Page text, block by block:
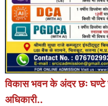
विकास भवन के अंदर छः घण्टे
अधिकारी..